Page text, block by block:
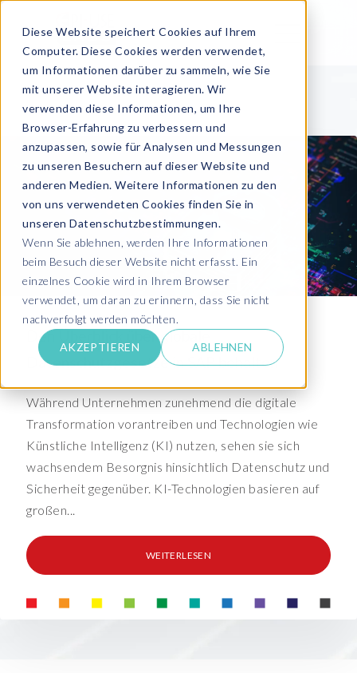
Diese Website speichert Cookies auf Ihrem
Computer. Diese Cookies werden verwendet,
um Informationen darüber zu sammeln, wie Sie
mit unserer Website interagieren. Wir
verwenden diese Informationen, um Ihre
Browser-Erfahrung zu verbessern und
anzupassen, sowie für Analysen und Messungen
zu unseren Besuchern auf dieser Website und
anderen Medien. Weitere Informationen zu den
von uns verwendeten Cookies finden Sie in
unseren Datenschutzbestimmungen.
Wenn Sie ablehnen, werden Ihre Informationen
beim Besuch dieser Website nicht erfasst. Ein
einzelnes Cookie wird in Ihrem Browser
verwendet, um daran zu erinnern, dass Sie nicht
nachverfolgt werden möchten.
AKZEPTIEREN ABLEHNEN
Den Überblick über globale
Datenschutzgesetze in SAP behalten
Während Unternehmen zunehmend die digitale
Transformation vorantreiben und Technologien wie
Künstliche Intelligenz (KI) nutzen, sehen sie sich
wachsendem Besorgnis hinsichtlich Datenschutz und
Sicherheit gegenüber. KI-Technologien basieren auf
großen...
WEITERLESEN